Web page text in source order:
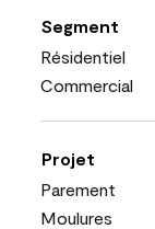
Segment
Résidentiel
Commercial
Projet
Parement
Moulures